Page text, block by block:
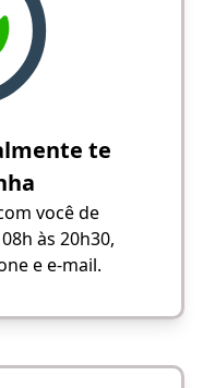
te
você de
às 20h30,
e e-mail.